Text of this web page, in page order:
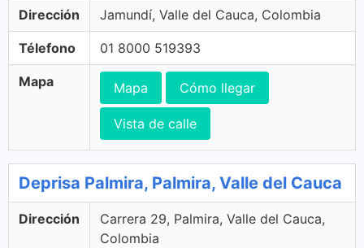
Dirección Jamundí, Valle del Cauca, Colombia
Télefono 01 8000 519393
Mapa Mapa Cómo llegar
Vista de calle
Deprisa Palmira, Palmira, Valle del Cauca
Dirección
Carrera 29, Palmira, Valle del Cauca,
Colombia